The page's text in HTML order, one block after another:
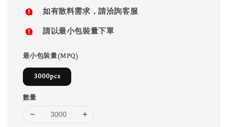
如有散料需求，請洽詢客服
請以最小包裝量下單
最小包裝量(MPQ)
3000pcs
數量